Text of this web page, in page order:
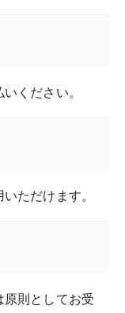
ください。
ただけます。
則としてお受